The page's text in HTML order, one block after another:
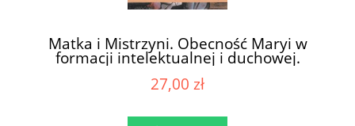
Matka i Mistrzyni. Obecność Maryi w
formacji intelektualnej i duchowej.
Materiały z sympozjum mariologicznego
CFM „Salvatoris Mater” (Licheń Stary, 15
Kościoła, t. 1 / red. ks. Janusz Kumala MIC
27,00 zł